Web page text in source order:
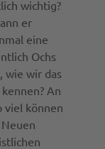
wichtig?
er
eine
Ochs
wie wir das
An
viel können